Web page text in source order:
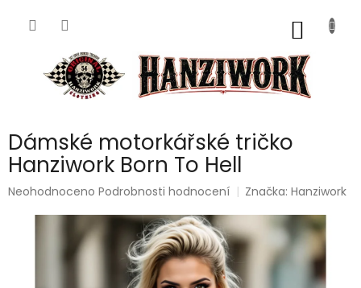
Dámské motorkářské tričko
Hanziwork Born To Hell
Průměrné
Neohodnoceno Podrobnosti hodnocení Značka:Hanziwork